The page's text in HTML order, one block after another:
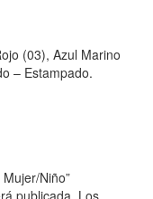
(03), Azul Marino
– Estampado.
Niño”
publicada. Los